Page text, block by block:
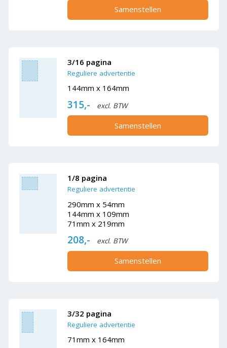
Samenstellen
3/16 pagina
Reguliere advertentie
144mm x 164mm
315,- excl. BTW
Samenstellen
1/8 pagina
Reguliere advertentie
290mm x 54mm
144mm x 109mm
71mm x 219mm
208,- excl. BTW
Samenstellen
3/32 pagina
Reguliere advertentie
71mm x 164mm